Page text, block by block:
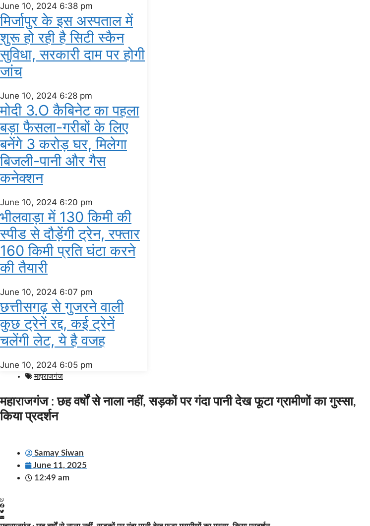
June 10, 2024 6:38 pm
मिर्जापुर के इस अस्पताल में
शुरू हो रही है सिटी स्कैन
सुविधा, सरकारी दाम पर होगी
जांच
June 10, 2024 6:28 pm
मोदी 3.O कैबिनेट का पहला
बड़ा फैसला-गरीबों के ल‍िए
बनेंगे 3 करोड़ घर, म‍िलेगा
बिजली-पानी और गैस
कनेक्‍शन
June 10, 2024 6:20 pm
भीलवाड़ा में 130 किमी की
स्पीड से दौड़ेंगी ट्रेन, रफ्तार
160 किमी प्रति घंटा करने
की तैयारी
June 10, 2024 6:07 pm
छत्तीसगढ़ से गुजरने वाली
कुछ ट्रेनें रद्द, कई ट्रेनें
चलेंगी लेट, ये है वजह
June 10, 2024 6:05 pm
महाराजगंज
महाराजगंज : छह वर्षों से नाला नहीं, सड़कों पर गंदा पानी देख फूटा ग्रामीणों का गुस्सा,
किया प्रदर्शन
Samay Siwan
June 11, 2025
12:49 am